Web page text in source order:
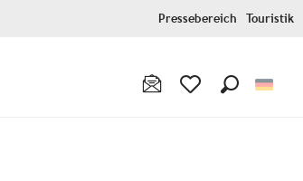
Pressebereich Touristik